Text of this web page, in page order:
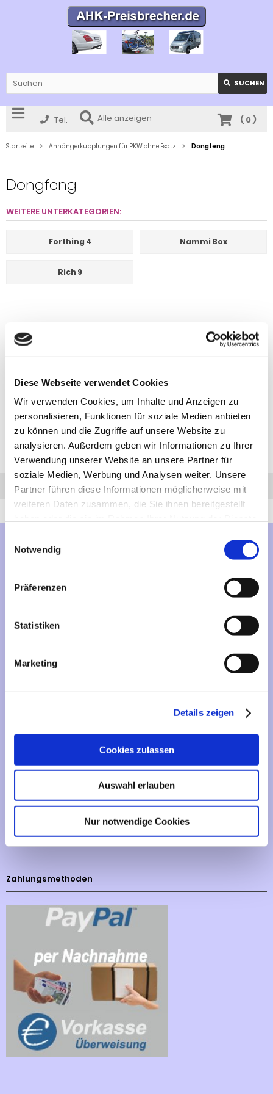
Diese Webseite verwendet Cookies
Wir verwenden Cookies, um Inhalte und Anzeigen zu
personalisieren, Funktionen für soziale Medien anbieten
zu können und die Zugriffe auf unsere Website zu
analysieren. Außerdem geben wir Informationen zu Ihrer
Verwendung unserer Website an unsere Partner für
soziale Medien, Werbung und Analysen weiter. Unsere
Partner führen diese Informationen möglicherweise mit
weiteren Daten zusammen, die Sie ihnen bereitgestellt
Notwendig
Präferenzen
Statistiken
Marketing
Details zeigen
Cookies zulassen
Auswahl erlauben
Nur notwendige Cookies
SUCHEN
Tel. Alle anzeigen ( 0)
Startseite Anhängerkupplungen für PKW ohne Esatz Dongfeng
Dongfeng
WEITERE UNTERKATEGORIEN:
Forthing 4 Nammi Box
Rich 9
Anfrage Anrufen AHK-Finder
Mehr über...
Vertrag widerrufen
Informationen
Liefer- und Versandkosten
Impressum
Sitemap
Zahlungsmethoden